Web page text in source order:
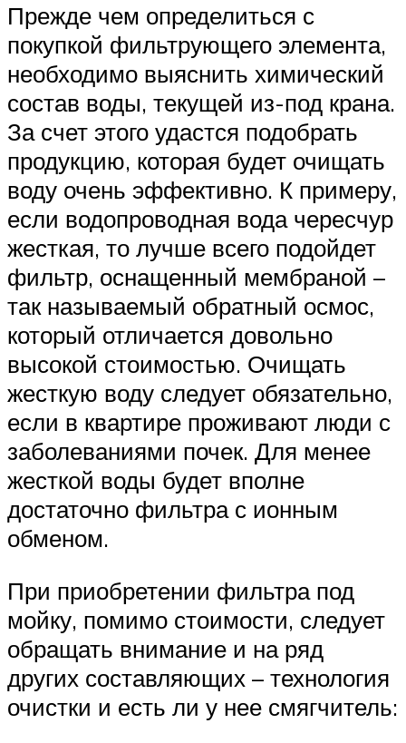
Прежде чем определиться с
покупкой фильтрующего элемента,
необходимо выяснить химический
состав воды, текущей из-под крана.
За счет этого удастся подобрать
продукцию, которая будет очищать
воду очень эффективно. К примеру,
если водопроводная вода чересчур
жесткая, то лучше всего подойдет
фильтр, оснащенный мембраной –
так называемый обратный осмос,
который отличается довольно
высокой стоимостью. Очищать
жесткую воду следует обязательно,
если в квартире проживают люди с
заболеваниями почек. Для менее
жесткой воды будет вполне
достаточно фильтра с ионным
обменом.
При приобретении фильтра под
мойку, помимо стоимости, следует
обращать внимание и на ряд
других составляющих – технология
очистки и есть ли у нее смягчитель: